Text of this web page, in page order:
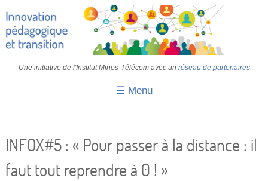
Une initiative de l'Institut Mines-Télécom avec un réseau de partenaires
☰ Menu
Retours d’expériences
INFOX#5 : « Pour passer à la distance : il
faut tout reprendre à 0 ! »